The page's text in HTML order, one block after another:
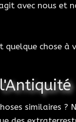
avec nous et
chose à
similaires ?